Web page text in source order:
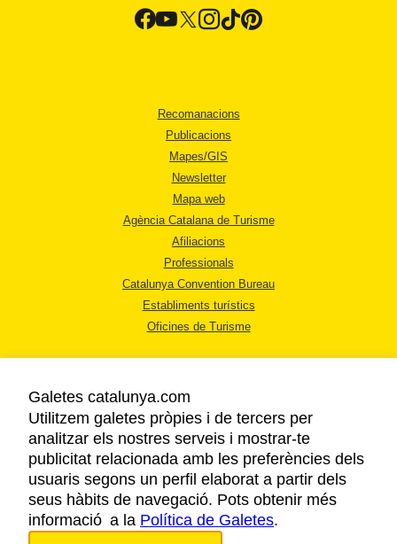
Recomanacions
Publicacions
Mapes/GIS
Newsletter
Mapa web
Agència Catalana de Turisme
Afiliacions
Professionals
Catalunya Convention Bureau
Establiments turístics
Oficines de Turisme
AVÍS LEGAL
POLÍTICA DE PRIVACITAT
COOKIES
ACCESSIBILITAT
Galetes catalunya.com
Utilitzem galetes pròpies i de tercers per
analitzar els nostres serveis i mostrar-te
publicitat relacionada amb les preferències dels
usuaris segons un perfil elaborat a partir dels
seus hàbits de navegació. Pots obtenir més
informació a la Política de Galetes.